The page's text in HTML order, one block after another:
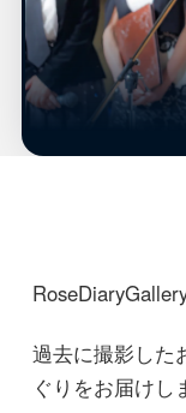
過去に撮影した
ぐりをお届けし